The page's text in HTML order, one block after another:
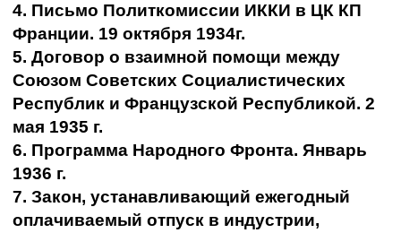
4. Письмо Политкомиссии ИККИ в ЦК КП
Франции. 19 октября 1934г.
5. Договор о взаимной помощи между
Союзом Советских Социалистических
Республик и Французской Республикой. 2
мая 1935 г.
6. Программа Народного Фронта. Январь
1936 г.
7. Закон, устанавливающий ежегодный
оплачиваемый отпуск в индустрии,